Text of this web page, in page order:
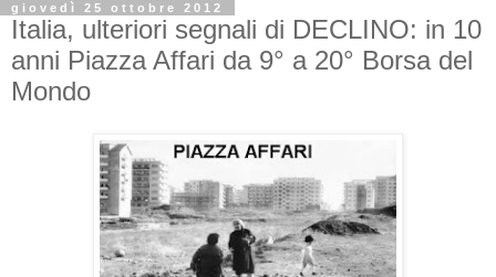
giovedì 25 ottobre 2012
Italia, ulteriori segnali di DECLINO: in 10
anni Piazza Affari da 9° a 20° Borsa del
Mondo